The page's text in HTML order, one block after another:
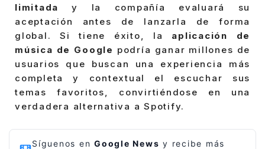
limitaday la compañía evaluará su
aceptación antes de lanzarla de forma
global. Si tiene éxito, la
aplicación de
música de Google podría ganar millones de
usuarios que buscan una experiencia más
completa y contextual el escuchar sus
temas favoritos, convirtiéndose en una
verdadera alternativa a Spotify.
Síguenos en Google News y recibe más